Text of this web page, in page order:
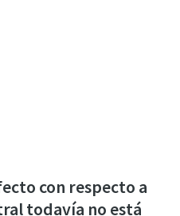
con respecto a
todavía no está